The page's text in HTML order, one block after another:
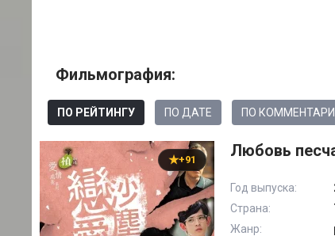
Фильмография:
ПО РЕЙТИНГУ ПО ДАТЕ ПО
+91 Любовь
Год выпуска:
Страна:
Жанр: